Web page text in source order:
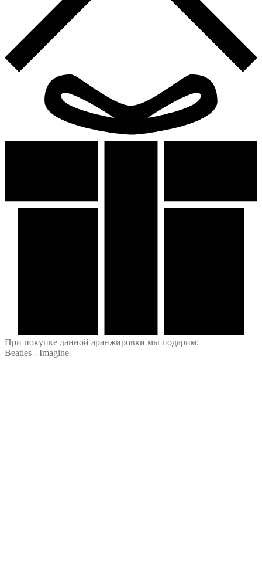
При покупке данной аранжировки мы подарим:
Beatles - Imagine